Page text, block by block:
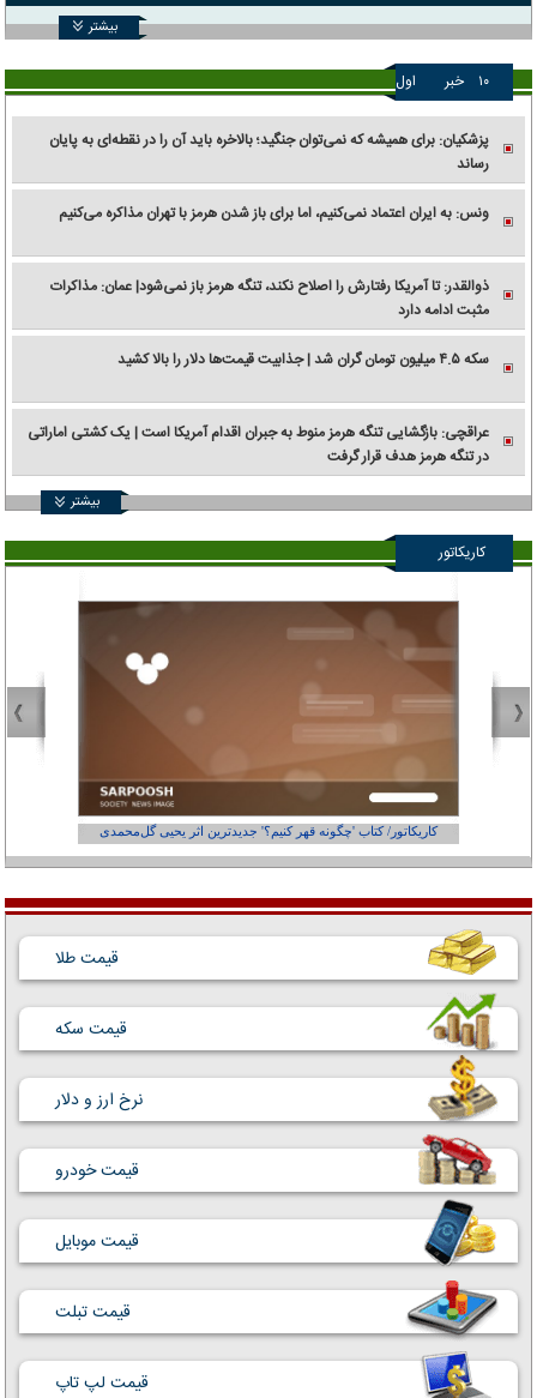
بیشتر
۱۰ خبر اول
پزشکیان: برای همیشه که نمی‌توان جنگید؛ بالاخره باید آن را در نقطه‌ای به پایان
رساند
ونس: به ایران اعتماد نمی‌کنیم، اما برای باز شدن هرمز با تهران مذاکره می‌کنیم
ذوالقدر: تا آمریکا رفتارش را اصلاح نکند، تنگه هرمز باز نمی‌شود| عمان: مذاکرات
مثبت ادامه دارد
سکه ۴.۵ میلیون تومان گران شد | جذابیت قیمت‌ها دلار را بالا کشید
عراقچی: بازگشایی تنگه هرمز منوط به جبران اقدام آمریکا است | یک کشتی اماراتی
در تنگه هرمز هدف قرار گرفت
بیشتر
کاریکاتور
کاریکاتور/ کتاب 'چگونه قهر کنیم؟' جدیدترین اثر یحیی گل‌محمدی
قیمت طلا
قیمت سکه
نرخ ارز و دلار
قیمت خودرو
قیمت موبایل
قیمت تبلت
قیمت لپ تاپ